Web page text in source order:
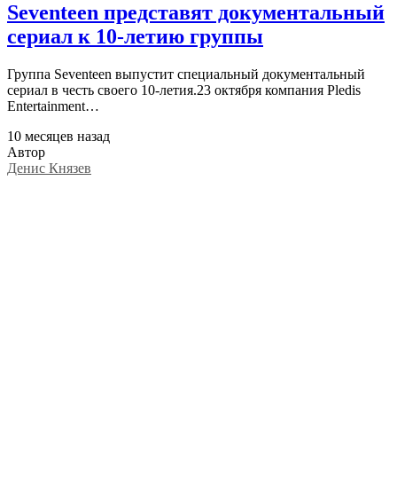
Seventeen представят документальный
сериал к 10-летию группы
Группа Seventeen выпустит специальный документальный
сериал в честь своего 10-летия.23 октября компания Pledis
Entertainment…
10 месяцев назад
Автор
Денис Князев